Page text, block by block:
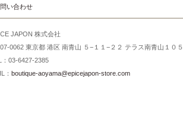
い合わせ
JAPON 株式会社
0062 東京都 港区 南青山 ５−１１−２２ テラス南青山１０５
：03-6427-2385
： boutique-aoyama@epicejapon-store.com